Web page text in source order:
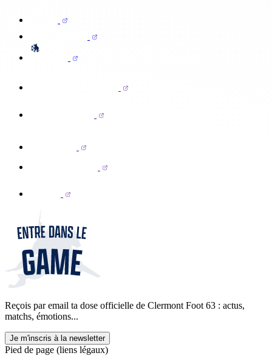
Reçois par email ta dose officielle de Clermont Foot 63 : actus,
matchs, émotions...
Je m'inscris à la newsletter
Pied de page (liens légaux)